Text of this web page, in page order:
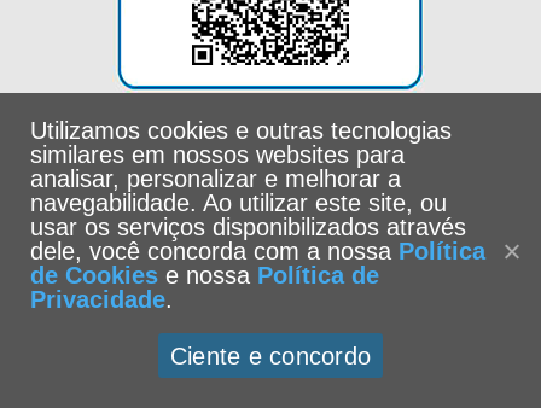
Política de Cookies
Utilizamos cookies e outras tecnologias
similares em nossos websites para
analisar, personalizar e melhorar a
navegabilidade. Ao utilizar este site, ou
usar os serviços disponibilizados através
dele, você concorda com a nossa Política
de Cookies e nossa Política de
Privacidade.
Ciente e concordo